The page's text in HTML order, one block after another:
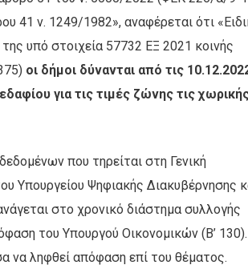
41 ν. 1249/1982», αναφέρεται ότι
υπό στοιχεία 57732 ΕΞ 2021 κοινής
οι δήμοι δύνανται από τις
για τις τιμές ζώνης τις
που τηρείται στη Γενική
Υπουργείου Ψηφιακής Διακυβέρνησης
στο χρονικό διάστημα συλλογής
του Υπουργού Οικονομικών (Β’
να ληφθεί απόφαση επί του θέματος.